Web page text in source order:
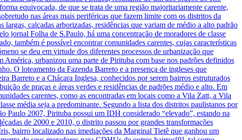
equivocada, de que se trata de uma região majoritariamente carente,
nas áreas mais periféricas que fazem limite com os distritos da
calçadas arborizadas, residências que variam de médio a alto padrão
jornal Folha de S.Paulo, há uma concentração de moradores de classe
também é possível encontrar comunidades carentes, cujas características
se deu em virtude dos diferentes processos de urbanização que
urbanizou uma parte de Pirituba com base nos padrões definidos
O loteamento da Fazenda Barreto e a presença de ingleses que
Barreto e a Chácara Inglesa, conhecidos por serem bairros estruturados
de praças e áreas verdes e residências de padrões médio e alto. Em
carentes, como as encontradas em locais como a Vila Zatt, a Vila
média seja a predominante. Segundo a lista dos distritos paulistanos por
2007, Pirituba possui um IDH considerado “elevado”, estando na
de 2000 e 2010, o distrito passou por grandes transformações
bairro localizado nas imediações da Marginal Tietê que ganhou um